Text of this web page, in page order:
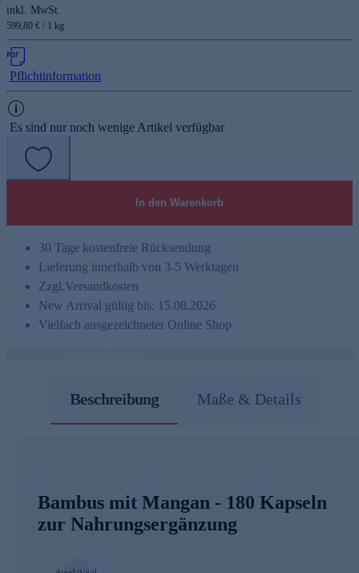
inkl. MwSt.
599,80 € / 1 kg
Pflichtinformation
Es sind nur noch wenige Artikel verfügbar
In den Warenkorb
30 Tage kostenfreie Rücksendung
Lieferung innerhalb von 3-5 Werktagen
Zzgl.Versandkosten
New Arrival gültig bis: 15.08.2026
Vielfach ausgezeichneter Online Shop
Beschreibung Maße & Details
Bambus mit Mangan - 180 Kapseln
zur Nahrungsergänzung